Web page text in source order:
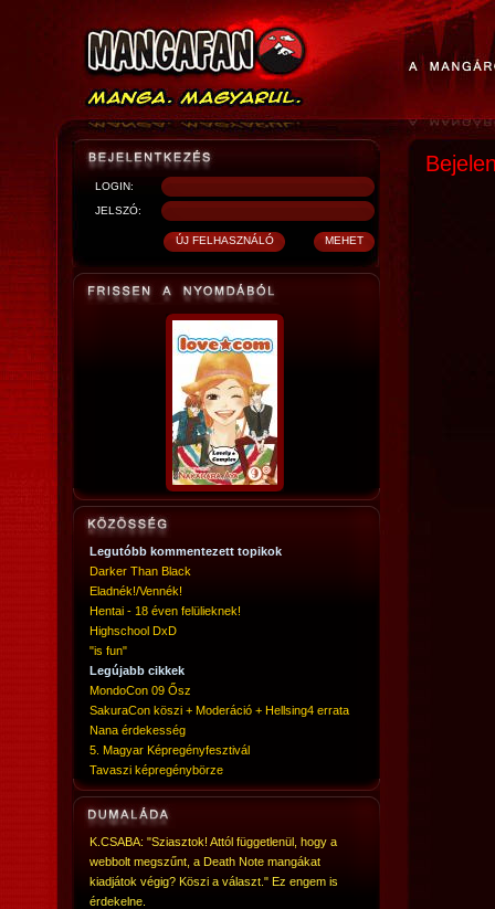
LOGIN:
JELSZÓ:
Legutóbb kommentezett topikok
Darker Than Black
Eladnék!/Vennék!
Hentai - 18 éven felülieknek!
Highschool DxD
"is fun"
Legújabb cikkek
MondoCon 09 Ősz
SakuraCon köszi + Moderáció + Hellsing4 errata
Nana érdekesség
5. Magyar Képregényfesztivál
Tavaszi képregénybörze
K.CSABA: "Sziasztok! Attól függetlenül, hogy a
webbolt megszűnt, a Death Note mangákat
kiadjátok végig? Köszi a választ." Ez engem is
érdekelne.